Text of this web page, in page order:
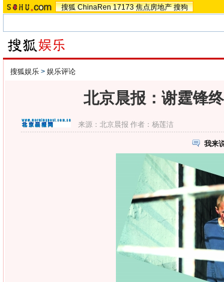
搜狐 ChinaRen 17173 焦点房地产 搜狗
搜狐娱乐 > 娱乐评论
北京晨报：谢霆锋
来源： 北京晨报 作者：杨莲洁
我来